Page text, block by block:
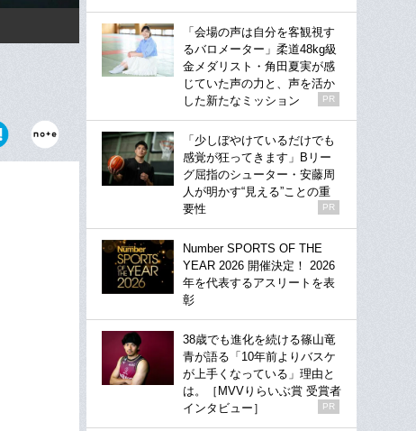
「会場の声は自分を客観視す
るバロメーター」柔道48kg級
金メダリスト・角田夏実が感
じていた声の力と、声を活か
した新たなミッション
PR
「少しぼやけているだけでも
感覚が狂ってきます」Bリー
グ屈指のシューター・安藤周
人が明かす“見える”ことの重
要性
PR
Number SPORTS OF THE
YEAR 2026 開催決定！ 2026
年を代表するアスリートを表
彰
38歳でも進化を続ける篠山竜
青が語る「10年前よりバスケ
が上手くなっている」理由と
は。［MVVりらいぶ賞 受賞者
インタビュー］
PR